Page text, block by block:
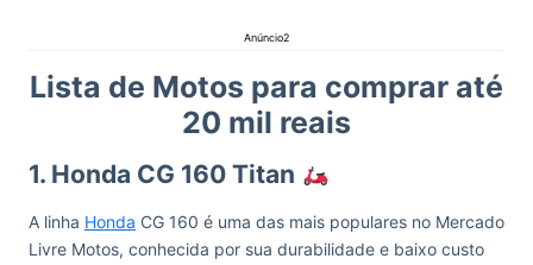
Anúncio2
Lista de Motos para comprar até
20 mil reais
1. Honda CG 160 Titan
A linha Honda CG 160 é uma das mais populares no Mercado
Livre Motos, conhecida por sua durabilidade e baixo custo